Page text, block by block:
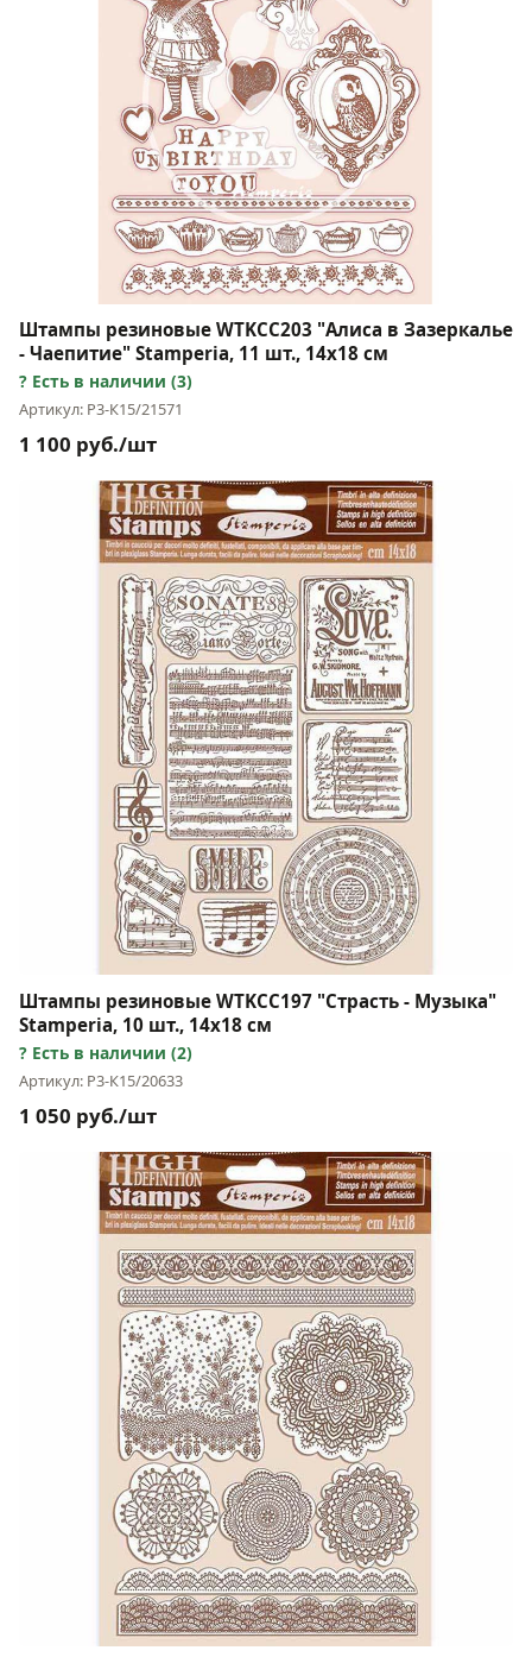
Штампы резиновые WTKCC203 "Алиса в Зазеркалье
- Чаепитие" Stamperia, 11 шт., 14х18 см
Есть в наличии (3)
Артикул: Р3-К15/21571
1 100 руб./шт
Штампы резиновые WTKCC197 "Страсть - Музыка"
Stamperia, 10 шт., 14х18 см
Есть в наличии (2)
Артикул: Р3-К15/20633
1 050 руб./шт